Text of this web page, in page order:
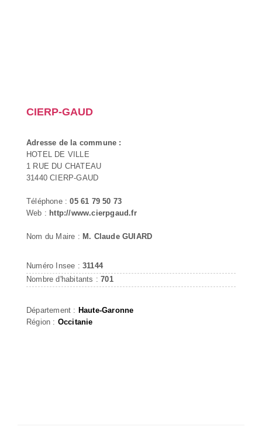
CIERP-GAUD
Adresse de la commune :
HOTEL DE VILLE
1 RUE DU CHATEAU
31440 CIERP-GAUD
Téléphone :05 61 79 50 73
Web : http://www.cierpgaud.fr
Nom du Maire : M. Claude GUIARD
Numéro Insee : 31144
Nombre d'habitants :701
Département : Haute-Garonne
Région : Occitanie